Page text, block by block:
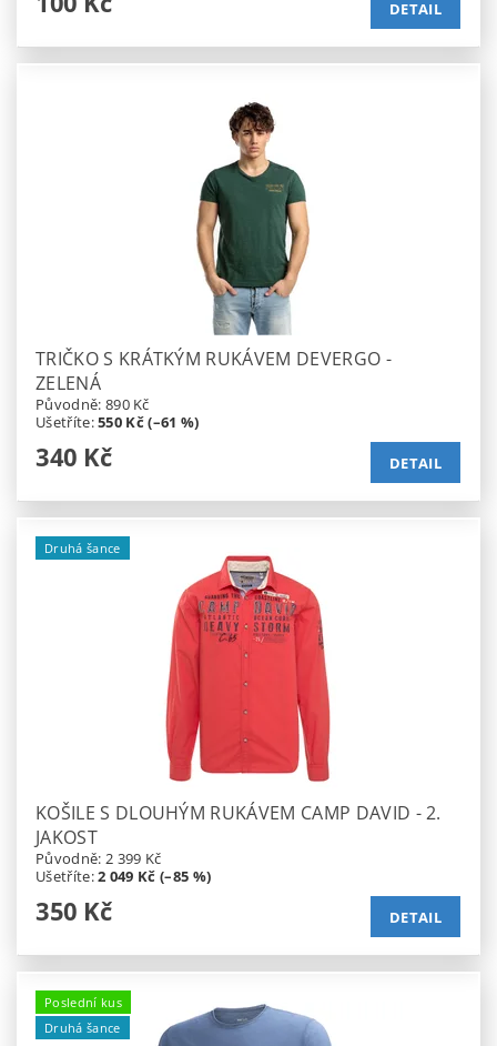
DETAIL
TRIČKO S KRÁTKÝM RUKÁVEM DEVERGO -
ZELENÁ
Původně: 890 Kč
Ušetříte:550 Kč (–61 %)
340 Kč DETAIL
Druhá šance
KOŠILE S DLOUHÝM RUKÁVEM CAMP DAVID - 2.
JAKOST
Původně: 2 399 Kč
Ušetříte:2 049 Kč (–85 %)
350 Kč DETAIL
Poslední kus
Druhá šance